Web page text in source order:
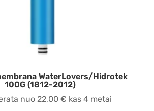
WaterLovers/Hidrotek
100G (1812-2012)
nuo 22,00 € kas 4 metai